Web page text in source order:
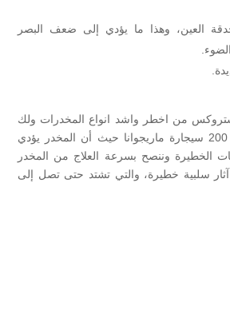
العين، وهذا ما يؤدي إلى ضعف البصر
من اخطر واشد انواع المخدرات ولك
أن تتخيل معنى مفعول 200 سيجارة ماريجوانا حيث أن المخدر يؤدي
الخطيرة وننصح بسرعة العلاج من المخدر
سلبية خطيرة، والتي تشتد حتى تصل إلى